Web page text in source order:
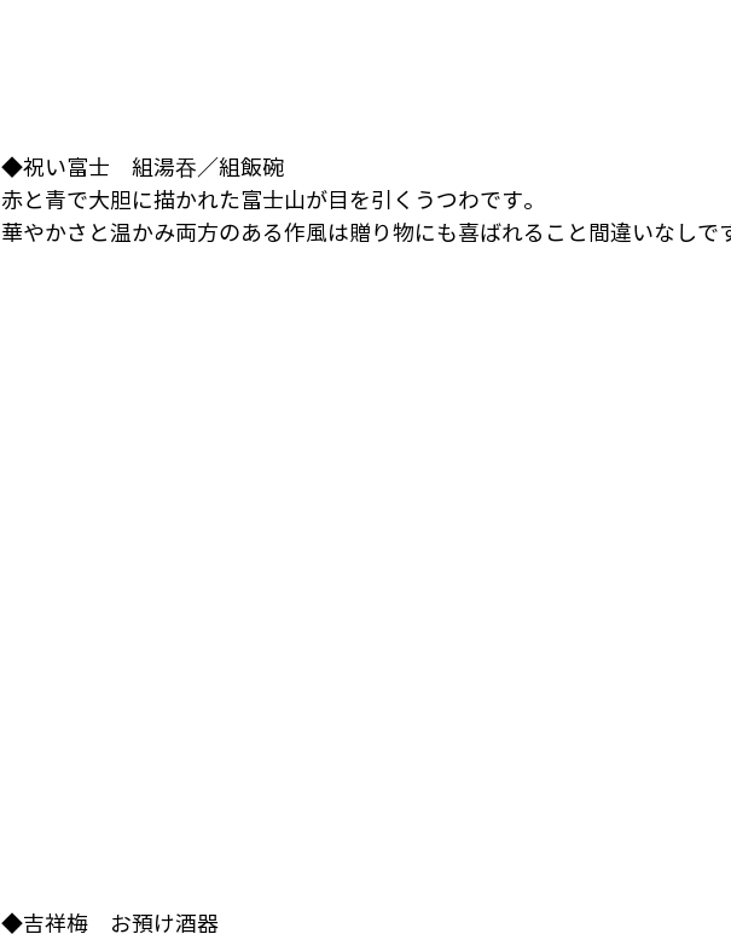
◆祝い富士　組湯吞／組飯碗
赤と青で大胆に描かれた富士山が目を引くうつわです。
華やかさと温かみ両方のある作風は贈り物にも喜ばれること間違いなしで
◆吉祥梅　お預け酒器